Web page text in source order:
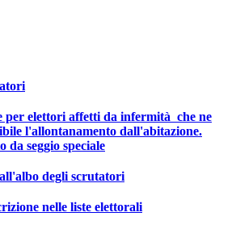
per elettori affetti da infermità che ne
l'allontanamento dall'abitazione.
da seggio speciale
degli scrutatori
nelle liste elettorali